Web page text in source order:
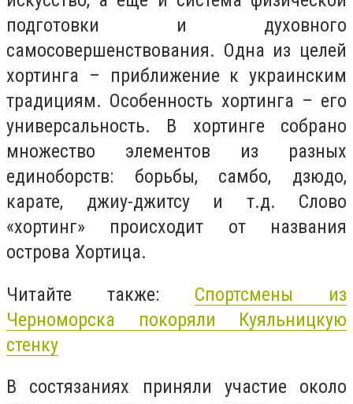
подготовки и духовного
самосовершенствования. Одна из целей
хортинга – приближение к украинским
традициям. Особенность хортинга – его
универсальность. В хортинге собрано
множество элементов из разных
единоборств: борьбы, самбо, дзюдо,
карате, джиу-джитсу и т.д. Слово
«хортинг» происходит от названия
острова Хортица.
Читайте также: Спортсмены из
Черноморска покоряли Куяльницкую
стенку
В состязаниях приняли участие около